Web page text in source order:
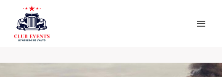
content